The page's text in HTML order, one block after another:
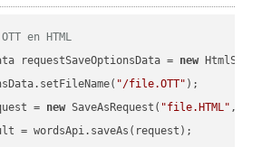
en HTML
requestSaveOptionsData = new
"/file.OTT" );
= new SaveAsRequest( "file.HTML"
= wordsApi.saveAs(request);